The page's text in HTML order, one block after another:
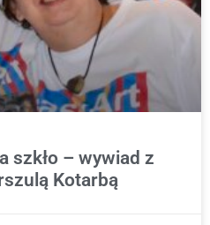
szkło – wywiad z
Kotarbą